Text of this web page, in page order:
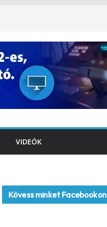
VIDEÓK
Kövess minket Facebookon